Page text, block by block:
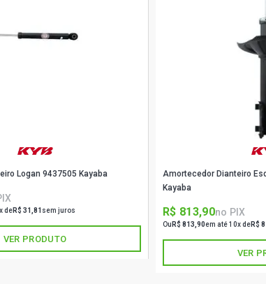
Logan 9437505 Kayaba
deR$ 31,81 sem juros
VER PRODUTO
Amortecedor Dianteiro
Kayaba
R$ 813,90no PIX
Ou R$ 813,90em até 10x deR$
VER